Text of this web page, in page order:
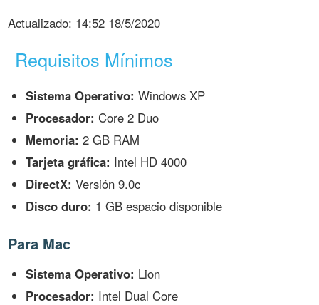
Actualizado: 14:52 18/5/2020
Requisitos Mínimos
Sistema Operativo: Windows XP
Procesador: Core 2 Duo
Memoria: 2 GB RAM
Tarjeta gráfica: Intel HD 4000
DirectX: Versión 9.0c
Disco duro: 1 GB espacio disponible
Para Mac
Sistema Operativo: Lion
Procesador: Intel Dual Core